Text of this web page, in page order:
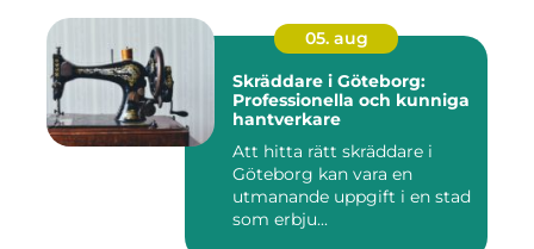
05. aug
Skräddare i Göteborg:
Professionella och kunniga
hantverkare
Att hitta rätt skräddare i
Göteborg kan vara en
utmanande uppgift i en stad
som erbju...